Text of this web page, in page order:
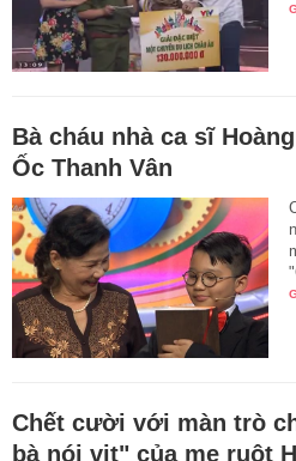
Bà cháu nhà ca sĩ
Ốc Thanh Vân
Chết cười với màn trò
bà nói vịt" của mẹ ruột